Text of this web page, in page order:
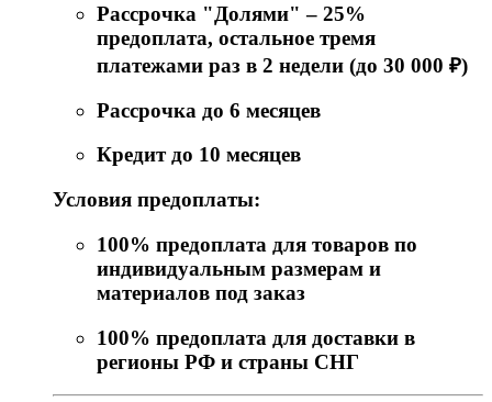
Рассрочка "Долями" – 25%
предоплата, остальное тремя
платежами раз в 2 недели (до 30 000 ₽)
Рассрочка до 6 месяцев
Кредит до 10 месяцев
Условия предоплаты:
100% предоплата для товаров по
индивидуальным размерам и
материалов под заказ
100% предоплата для доставки в
регионы РФ и страны СНГ